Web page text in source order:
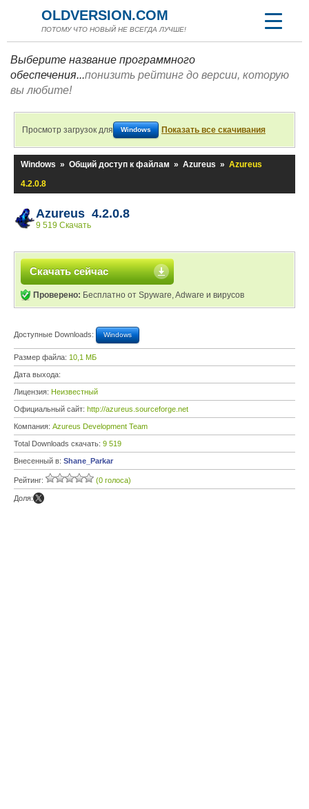
OLDVERSION.COM
ПОТОМУ ЧТО НОВЫЙ НЕ ВСЕГДА ЛУЧШЕ!
Выберите название программного
обеспечения...понизить рейтинг до версии, которую
вы любите!
Просмотр загрузок для Windows Показать все скачивания
Windows » Общий доступ к файлам » Azureus » Azureus
4.2.0.8
Azureus 4.2.0.8
9 519 Скачать
Скачать сейчас
Проверено: Бесплатно от Spyware, Adware и вирусов
Доступные Downloads: Windows
Размер файла: 10,1 МБ
Дата выхода:
Лицензия: Неизвестный
Официальный сайт: http://azureus.sourceforge.net
Компания: Azureus Development Team
Total Downloads скачать: 9 519
Внесенный в: Shane_Parkar
Рейтинг: (0 голоса)
Доля: